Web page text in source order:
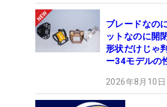
ブレードなの
ットなのに開
形状だけじゃ
ー34モデルの
2026年8月10